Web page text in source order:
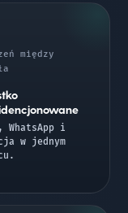
między
WhatsApp i
w jednym